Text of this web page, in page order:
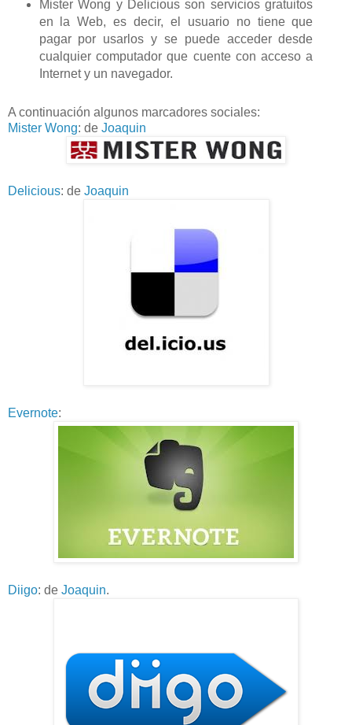
Mister Wong y Delicious son servicios gratuitos
en la Web, es decir, el usuario no tiene que
pagar por usarlos y se puede acceder desde
cualquier computador que cuente con acceso a
Internet y un navegador.
A continuación algunos marcadores sociales:
Mister Wong: de Joaquin
Delicious: de Joaquin
Evernote:
Diigo: de Joaquin.